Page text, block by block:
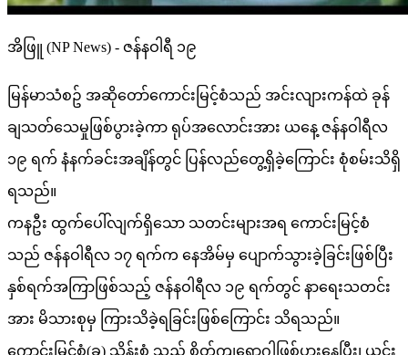
အိဖြူ (NP News) - ဇန်နဝါရီ ၁၉
မြန်မာသံစဥ် အဆိုတော်ကောင်းမြင့်စံသည် အင်းလျားကန်ထဲ ခုန်
ချသတ်သေမှုဖြစ်ပွားခဲ့ကာ ရုပ်အလောင်းအား ယနေ့ ဇန်နဝါရီလ
၁၉ ရက် နံနက်ခင်းအချိန်တွင် ပြန်လည်တွေ့ရှိခဲ့ကြောင်း စုံစမ်းသိရှိ
ရသည်။
ကနဦး ထွက်ပေါ်လျက်ရှိသော သတင်းများအရ ကောင်းမြင့်စံ
သည် ဇန်နဝါရီလ ၁၇ ရက်က နေအိမ်မှ ပျောက်သွားခဲ့ခြင်းဖြစ်ပြီး
နှစ်ရက်အကြာဖြစ်သည့် ဇန်နဝါရီလ ၁၉ ရက်တွင် နာရေးသတင်း
အား မိသားစုမှ ကြားသိခဲ့ရခြင်းဖြစ်ကြောင်း သိရသည်။
ကောင်းမြင့်စံ(ခ) သိန်းစံ သည် စိတ်ကျရောဂါဖြစ်ပွားနေပြီး၊ ယင်း